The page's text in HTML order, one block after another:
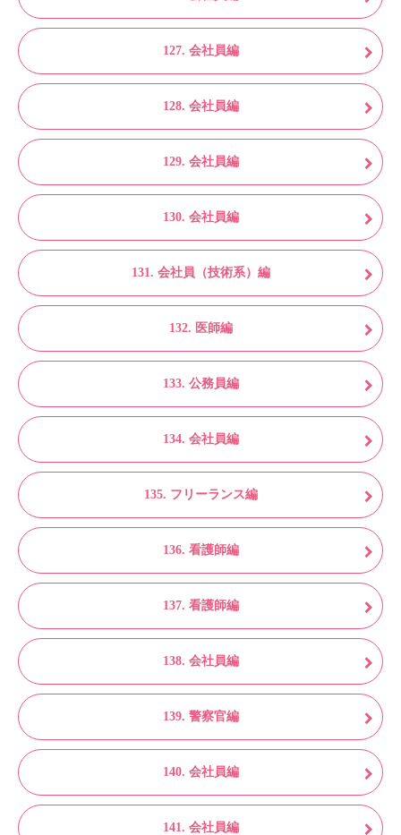
127. 会社員編
128. 会社員編
129. 会社員編
130. 会社員編
131. 会社員（技術系）編
132. 医師編
133. 公務員編
134. 会社員編
135. フリーランス編
136. 看護師編
137. 看護師編
138. 会社員編
139. 警察官編
140. 会社員編
141. 会社員編